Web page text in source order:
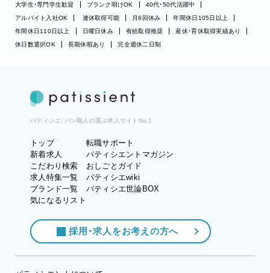
大学生・専門学生歓迎
ブランク明けOK
40代・50代活躍中
アルバイト入社OK
連休取得可能 月8回休み
年間休日105日以上
年間休日110日以上
日曜日休み 有給取得推奨
産休・育休取得実績あり
休日数選択OK
長期休暇あり 完全週休二日制
パティシエ、パン職人の選ぶ求人サイトNo.1
トップ
新着求人
こだわり検索
求人特集一覧
ブランド一覧
気になるリスト
転職サポート
パティシエントマガジン
おしごとガイド
パティシエwiki
パティシエ世論BOX
採用・求人をお考えの方へ